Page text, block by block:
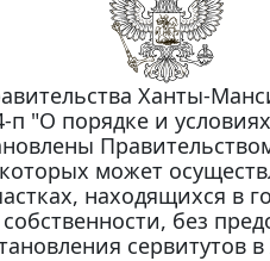
Ханты-
п "О порядке и
может
находящихся в
без
сервитутов